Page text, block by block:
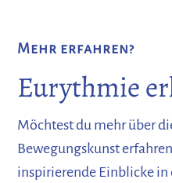
Mehr erfahren?
Eurythmie
Möchtest du mehr über
Bewegungskunst
inspirierende Einblicke